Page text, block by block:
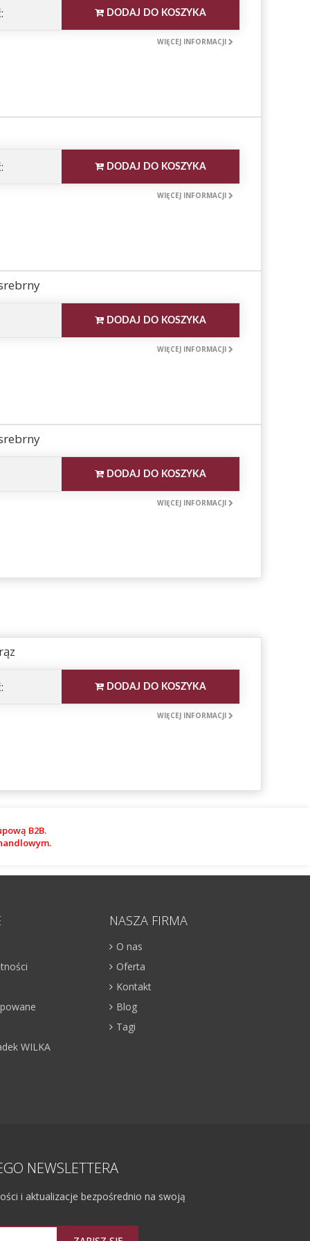
DODAJ DO KOSZYKA
WIĘCEJ INFORMACJI
DODAJ DO KOSZYKA
WIĘCEJ INFORMACJI
DODAJ DO KOSZYKA
WIĘCEJ INFORMACJI
DODAJ DO KOSZYKA
WIĘCEJ INFORMACJI
DODAJ DO KOSZYKA
WIĘCEJ INFORMACJI
B2B.
WILKA
NASZA FIRMA
O nas
Oferta
Kontakt
Blog
Tagi
NEWSLETTERA
i aktualizacje bezpośrednio na swoją